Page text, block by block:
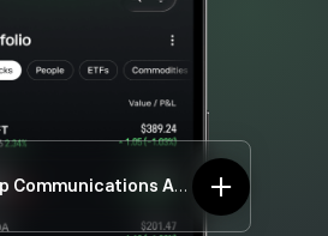
Intershop Communications AG ISHA.DE